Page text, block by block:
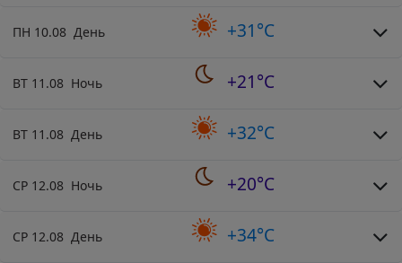
ПН 10.08 День +31°C
ВТ 11.08 Ночь +21°C
ВТ 11.08 День +32°C
СР 12.08 Ночь +20°C
СР 12.08 День +34°C